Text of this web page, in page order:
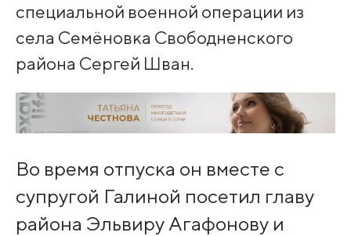
специальной военной операции из
села Семёновка Свободненского
района Сергей Шван.
Во время отпуска он вместе с
супругой Галиной посетил главу
района Эльвиру Агафонову и